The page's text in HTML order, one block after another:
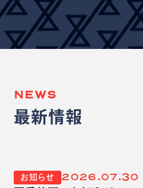
NEWS
最新情報
お知らせ 2026.07.30